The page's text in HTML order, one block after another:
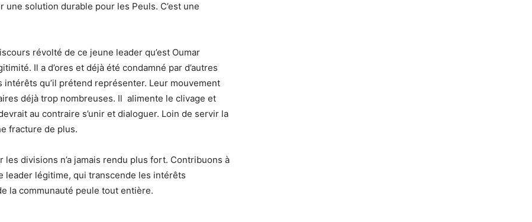
solution durable pour les Peuls. C’est une
révolté de ce jeune leader qu’est Oumar
Il a d’ores et déjà été condamné par d’autres
qu’il prétend représenter. Leur mouvement
déjà trop nombreuses. Il alimente le clivage et
au contraire s’unir et dialoguer. Loin de servir la
fracture de plus.
divisions n’a jamais rendu plus fort. Contribuons à
légitime, qui transcende les intérêts
la communauté peule tout entière.